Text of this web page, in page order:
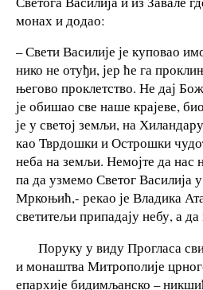
монах и додао:
– Свети Василије је куповао
нико не отуђи, јер ће га
његово проклетство. Не дај
је обишао све наше крајеве,
је у светој земљи, на
као Тврдошки и Острошки
неба на земљи. Немојте да нас
па да узмемо Светог Василија
Мркоњић,- рекао је Владика
светитељи припадају небу, а
Поруку у виду Прогласа
и монаштва Митрополије
епархије бидимљанско –